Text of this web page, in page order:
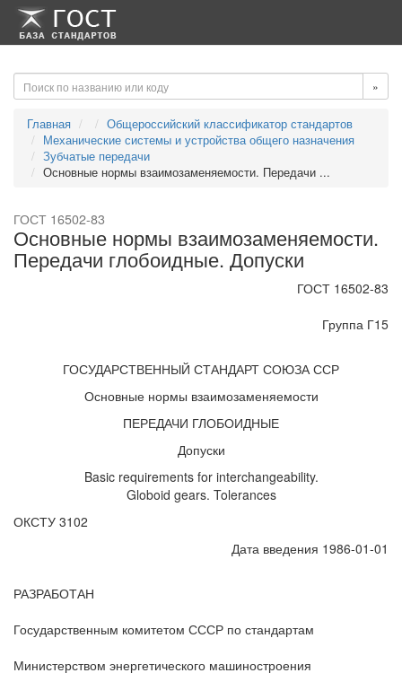
-->-->
»
Главная
Общероссийский классификатор стандартов
Механические системы и устройства общего назначения
Зубчатые передачи
Основные нормы взаимозаменяемости. Передачи ...
ГОСТ 16502-83
Основные нормы взаимозаменяемости.
Передачи глобоидные. Допуски
ГОСТ 16502-83
Группа Г15
ГОСУДАРСТВЕННЫЙ СТАНДАРТ СОЮЗА ССР
Основные нормы взаимозаменяемости
ПЕРЕДАЧИ ГЛОБОИДНЫЕ
Допуски
Basic requirements for interchangeability.
Globoid gears. Tolerances
ОКСТУ 3102
Дата введения 1986-01-01
РАЗРАБОТАН
Государственным комитетом СССР по стандартам
Министерством энергетического машиностроения